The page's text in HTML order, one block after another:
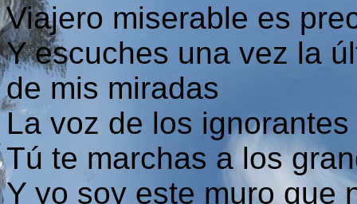
Viajero miserable es
Y escuches una vez la
de mis miradas
La voz de los
Tú te marchas a los
Y yo soy este muro que